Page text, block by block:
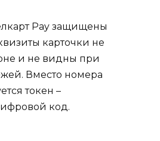
Pay защищены
карточки не
и не видны при
Вместо номера
токен –
код.